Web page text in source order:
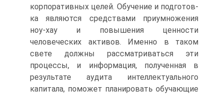
корпоративных целей. Обучение и подготов­
ка являются средствами приумножения
ноу-хау и повы­шения ценности
человеческих активов. Именно в таком
свете должны рассматриваться эти
процессы, и информа­ция, полученная в
результате аудита интеллектуального
капитала, поможет планировать обучающие